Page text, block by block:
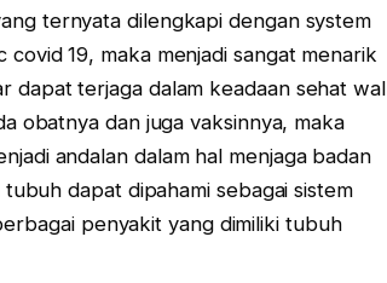
ternyata dilengkapi dengan system
19, maka menjadi sangat menarik
dapat terjaga dalam keadaan sehat wal
obatnya dan juga vaksinnya, maka
andalan dalam hal menjaga badan
dapat dipahami sebagai sistem
penyakit yang dimiliki tubuh